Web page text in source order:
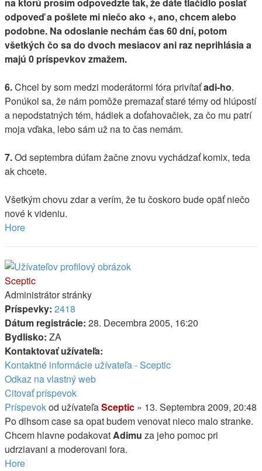
na ktorú prosím odpovedzte tak, že dáte tlačidlo poslať
odpoveď a pošlete mi niečo ako +, ano, chcem alebo
podobne. Na odoslanie nechám čas 60 dní, potom
všetkých čo sa do dvoch mesiacov ani raz neprihlásia a
majú 0 príspevkov zmažem.
6.Chcel by som medzi moderátormi fóra privítaťadi-ho.
Ponúkol sa, že nám pomôže premazať staré témy od hlúpostí
a nepodstatných tém, hádiek a doťahovačiek, za čo mu patrí
moja vďaka, lebo sám už na to čas nemám.
7.Od septembra dúfam žačne znovu vychádzať komix, teda
ak chcete.
Všetkým chovu zdar a verím, že tu čoskoro bude opäť niečo
nové k videniu.
Hore
Sceptic
Administrátor stránky
Príspevky: 2418
Dátum registrácie: 28. Decembra 2005, 16:20
Bydlisko: ZA
Kontaktovať užívateľa:
Kontaktné informácie užívateľa - Sceptic
Odkaz na vlastný web
Citovať príspevok
Príspevokod užívateľaSceptic » 13. Septembra 2009, 20:48
Po dlhsom case sa opat budem venovat nieco malo stranke.
Chcem hlavne podakovatAdimu za jeho pomoc pri
udrziavani a moderovani fora.
Hore